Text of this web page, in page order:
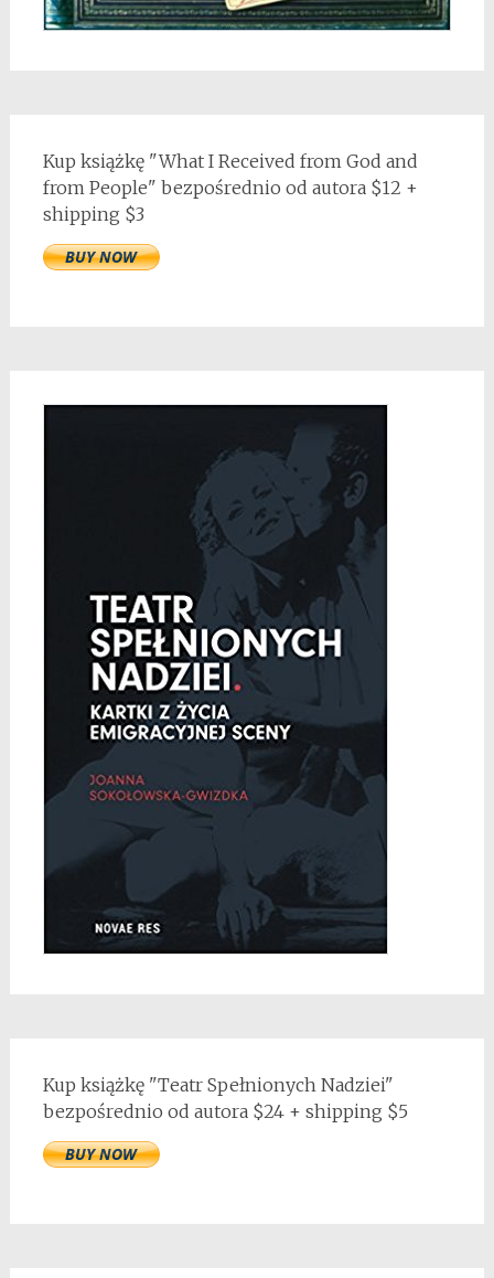
Kup książkę "What I Received from God and
from People" bezpośrednio od autora $12 +
shipping $3
Kup książkę "Teatr Spełnionych Nadziei"
bezpośrednio od autora $24 + shipping $5